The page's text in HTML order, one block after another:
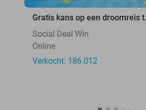
Gratis kans op een droomreis
Social Deal Win
Online
Verkocht: 186.012